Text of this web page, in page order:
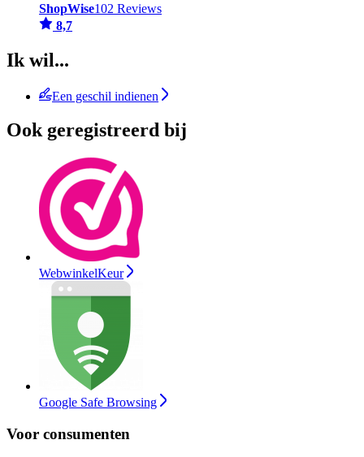
ShopWise102 Reviews
8,7
Ik wil...
Een geschil indienen
Ook geregistreerd bij
WebwinkelKeur
Google Safe Browsing
Voor consumenten